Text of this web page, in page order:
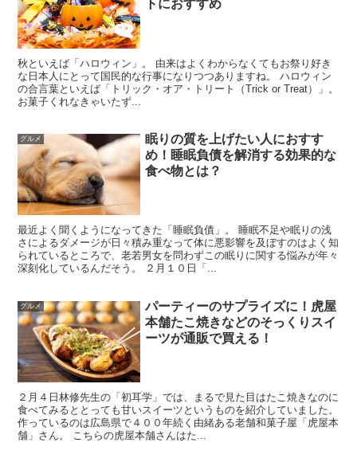
トにおすすめ
秋といえば「ハロウィン」。 由来はよくわからなくてもお祭り好き
な日本人にとって国民的な行事になりつつありますね。 ハロウィン
の合言葉といえば「トリック・オア・トリート（Trick or Treat）」。
お菓子くれなきゃいたず...
グルメ
眠りの質を上げたい人におすす
め！睡眠負債を解消する効果的な
食べ物とは？
最近よく聞くようになってきた「睡眠負債」。 睡眠不足や眠りの浅
さによるダメージが日々積み重なって体に悪影響を及ぼすのはよく知
られているところで、老若男女を問わずこの眠りに関する悩みが年々
深刻化しているんだそう。 ２月１０日「...
グルメ
パーティーのサプライズに！虎屋
本舗たこ焼きなどのそっくりスイ
ーツが通販で買える！
２月４日林修先生の「初耳学」では、まるで見た目はたこ焼きなのに
食べてみるととっても甘いスイーツというものを紹介していました。
作っているのは広島県で４００年続く由緒ある老舗和菓子屋「虎屋本
舗」さん。 こちらの虎屋本舗さんはた...